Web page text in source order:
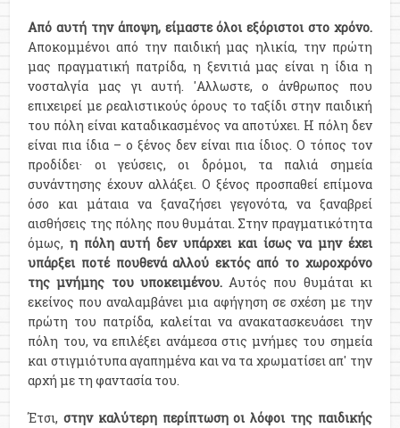
Από αυτή την άποψη, είμαστε όλοι εξόριστοι στο χρόνο.
Αποκομμένοι από την παιδική μας ηλικία, την πρώτη
μας πραγματική πατρίδα, η ξενιτιά μας είναι η ίδια η
νοσταλγία μας γι αυτή. 'Αλλωστε, ο άνθρωπος που
επιχειρεί με ρεαλιστικούς όρους το ταξίδι στην παιδική
του πόλη είναι καταδικασμένος να αποτύχει. Η πόλη δεν
είναι πια ίδια – ο ξένος δεν είναι πια ίδιος. Ο τόπος τον
προδίδει· οι γεύσεις, οι δρόμοι, τα παλιά σημεία
συνάντησης έχουν αλλάξει. Ο ξένος προσπαθεί επίμονα
όσο και μάταια να ξαναζήσει γεγονότα, να ξαναβρεί
αισθήσεις της πόλης που θυμάται. Στην πραγματικότητα
όμως, η πόλη αυτή δεν υπάρχει και ίσως να μην έχει
υπάρξει ποτέ πουθενά αλλού εκτός από το χωροχρόνο
της μνήμης του υποκειμένου.Αυτός που θυμάται κι
εκείνος που αναλαμβάνει μια αφήγηση σε σχέση με την
πρώτη του πατρίδα, καλείται να ανακατασκευάσει την
πόλη του, να επιλέξει ανάμεσα στις μνήμες του σημεία
και στιγμιότυπα αγαπημένα και να τα χρωματίσει απ' την
αρχή με τη φαντασία του.
Έτσι,στην καλύτερη περίπτωση οι λόφοι της παιδικής